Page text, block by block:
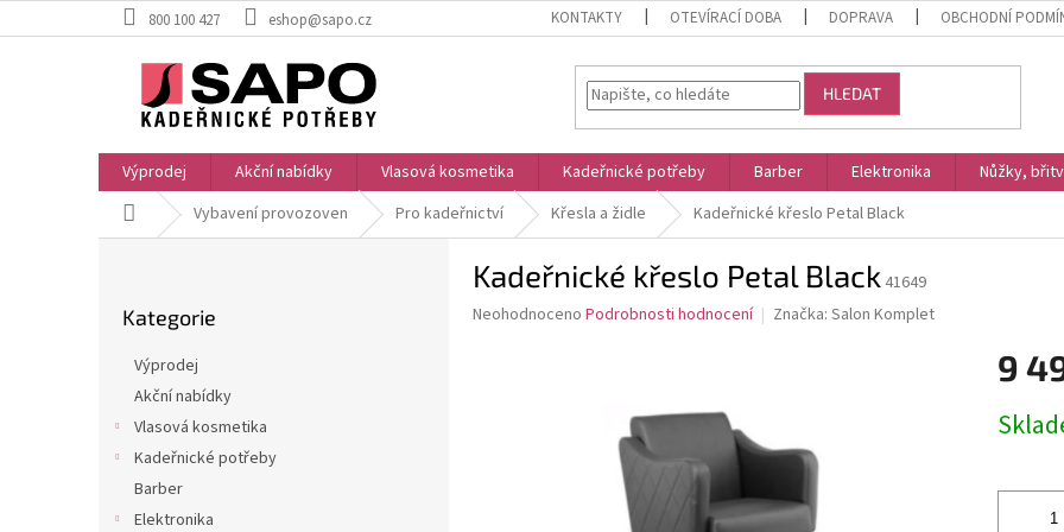
na
800 100 427 eshop@sapo.cz KONTAKTY OTEVÍRACÍ DOBA DOPRAVA OBCHODNÍ
HLEDAT
Výprodej Akční nabídky Vlasová kosmetika Kadeřnické potřeby Barber Elektronika Nůžky,
Domů Vybavení provozoven Pro kadeřnictví Křesla a židle Kadeřnické křeslo Petal Black
kategorie
Kategorie
Výprodej
Akční nabídky
Vlasová kosmetika
Kadeřnické potřeby
Barber
Elektronika
Kadeřnické křeslo Petal Black 41649
Průměrné
Neohodnoceno Podrobnosti hodnocení Značka: Salon Komplet
9
cena: